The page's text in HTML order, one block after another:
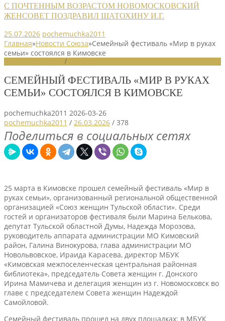
С ПОЧТЕННЫМ ВОЗРАСТОМ НОВОМОСКОВСКИЙ
ЖЕНСОВЕТ ПОЗДРАВИЛ ШАТОХИНУ И.Г.
25.07.2026 pochemuchka2011
Главная»Новости Союза»Семейный фестиваль «Мир в руках
семьи» состоялся в Кимовске
/
СЕМЕЙНЫЙ ФЕСТИВАЛЬ «МИР В РУКАХ
СЕМЬИ» СОСТОЯЛСЯ В КИМОВСКЕ
pochemuchka2011 2026-03-26
pochemuchka2011 / 26.03.2026 / 378
Поделиться в социальных сетях
25 марта в Кимовске прошел семейный фестиваль «Мир в
руках семьи», организованный региональной общественной
организацией «Союз женщин Тульской области». Среди
гостей и организаторов фестиваля были Марина Белькова,
депутат Тульской областной Думы, Надежда Морозова,
руководитель аппарата администрации МО Кимовский
район, Галина Винокурова, глава администрации МО
Новольвовское, Ираида Карасева, директор МБУК
«Кимовская межпоселенческая центральная районная
библиотека», председатель Совета женщин г. Донского
Ирина Мамичева и делегация женщин из г. Новомосковск во
главе с председателем Совета женщин Надеждой
Самойловой.
Семейный фестиваль прошел на двух площадках: в МБУК